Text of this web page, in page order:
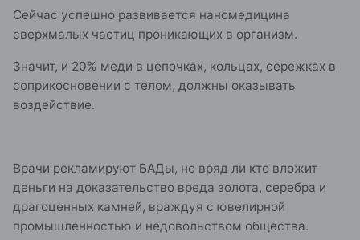
Сейчас успешно развивается наномедицина
сверхмалых частиц проникающих в организм.
Значит, и 20% меди в цепочках, кольцах, сережках в
соприкосновении с телом, должны оказывать
воздействие.
Врачи рекламируют БАДы, но вряд ли кто вложит
деньги на доказательство вреда золота, серебра и
драгоценных камней, враждуя с ювелирной
промышленностью и недовольством общества.